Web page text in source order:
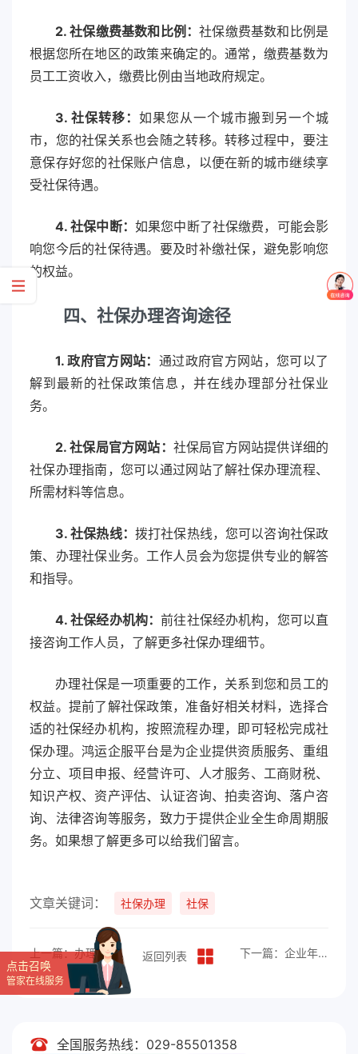
2. 社保缴费基数和比例：社保缴费基数和比例是
根据您所在地区的政策来确定的。通常，缴费基数为
员工工资收入，缴费比例由当地政府规定。
3. 社保转移： 如果您从一个城市搬到另一个城
市，您的社保关系也会随之转移。转移过程中，要注
意保存好您的社保账户信息，以便在新的城市继续享
受社保待遇。
4. 社保中断： 如果您中断了社保缴费，可能会影
响您今后的社保待遇。要及时补缴社保，避免影响您
的权益。
四、社保办理咨询途径
1. 政府官方网站： 通过政府官方网站，您可以了
解到最新的社保政策信息，并在线办理部分社保业
务。
2. 社保局官方网站： 社保局官方网站提供详细的
社保办理指南，您可以通过网站了解社保办理流程、
所需材料等信息。
3. 社保热线： 拨打社保热线，您可以咨询社保政
策、办理社保业务。工作人员会为您提供专业的解答
和指导。
4. 社保经办机构：前往社保经办机构，您可以直
接咨询工作人员，了解更多社保办理细节。
办理社保是一项重要的工作，关系到您和员工的
权益。提前了解社保政策，准备好相关材料，选择合
适的社保经办机构，按照流程办理，即可轻松完成社
保办理。鸿运企服平台是为企业提供资质服务、重组
分立、项目申报、经营许可、人才服务、工商财税、
知识产权、资产评估、认证咨询、拍卖咨询、落户咨
询、法律咨询等服务，致力于提供企业全生命周期服
务。如果想了解更多可以给我们留言。
文章关键词： 社保办理 社保
上一篇：办理社保开户的流程及注意事项 返回列表 下一篇：企业年检的流程
全国服务热线：029-85501358
点击召唤
管家在线服务